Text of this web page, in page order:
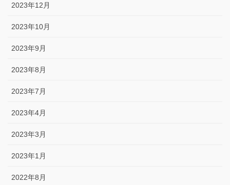
2023年12月
2023年10月
2023年9月
2023年8月
2023年7月
2023年4月
2023年3月
2023年1月
2022年8月